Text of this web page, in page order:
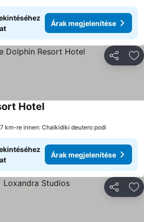
Árak megjelenítése
HotelÁrak megjelenítése
km-re innen: Chalkidiki deutero podi
Árak megjelenítése